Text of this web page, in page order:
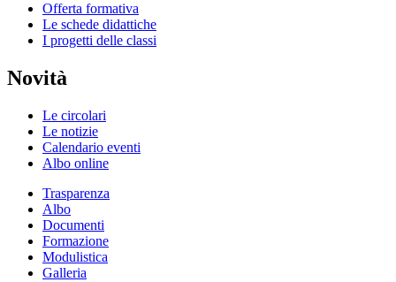
Offerta formativa
Le schede didattiche
I progetti delle classi
Novità
Le circolari
Le notizie
Calendario eventi
Albo online
Trasparenza
Albo
Documenti
Formazione
Modulistica
Galleria